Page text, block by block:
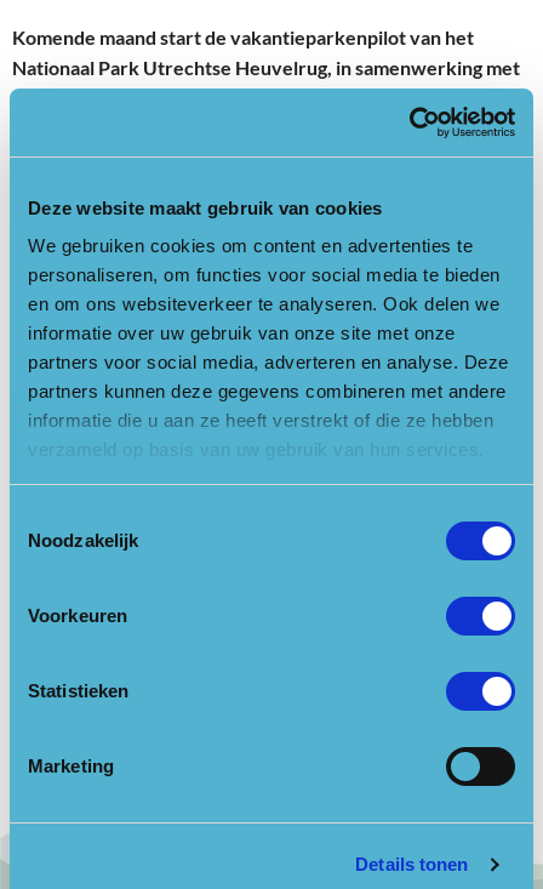
Deze website maakt gebruik van cookies
We gebruiken cookies om content en advertenties te
personaliseren, om functies voor social media te bieden
en om ons websiteverkeer te analyseren. Ook delen we
informatie over uw gebruik van onze site met onze
partners voor social media, adverteren en analyse. Deze
partners kunnen deze gegevens combineren met andere
informatie die u aan ze heeft verstrekt of die ze hebben
verzameld op basis van uw gebruik van hun services.
Noodzakelijk
Voorkeuren
Statistieken
Marketing
Details tonen
Komende maand start de vakantieparkenpilot van het
Nationaal Park Utrechtse Heuvelrug, in samenwerking met
de Natuur- en Milieufederatie Utrecht. Drie
vakantieparken – RCN Het Grote Bos, Bos Park Bilthoven
en Vakantiepark De Krakeling – nemen deel aan dit project
In de pilot worden de vergroening- en waterbeheerplannen
van deze parken onder de loep genomen. Samen met experts,
zoals een ecoloog en een hydroloog, onderzoeken we de
effecten op de omliggende natuur en het watersysteem. Waar
nodig worden tips gegeven om de plannen verder te
verbeteren, zodat de vakantieparken betere verbindende
schakels worden van de natuur op de Utrechtse Heuvelrug.
vakantieparken kunnen hierbij dienen als ambassadeurs voor
andere parken, zodat ook zij met hun eigen plannen aan de slag
Dit project maakt onderdeel uit van de Blauwe Agenda van